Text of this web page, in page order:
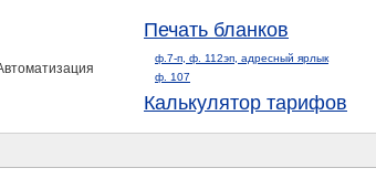
Печать бланков
ф.7-п, ф. 112эп, адресный ярлык
ф. 107
Калькулятор тарифов